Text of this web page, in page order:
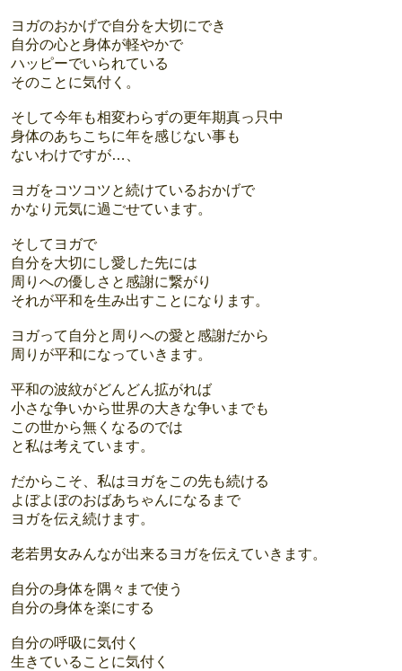
ヨガのおかげで自分を大切にでき
自分の心と身体が軽やかで
ハッピーでいられている
そのことに気付く。
そして今年も相変わらずの更年期真っ只中
身体のあちこちに年を感じない事も
ないわけですが…、
ヨガをコツコツと続けているおかげで
かなり元気に過ごせています。
そしてヨガで
自分を大切にし愛した先には
周りへの優しさと感謝に繋がり
それが平和を生み出すことになります。
ヨガって自分と周りへの愛と感謝だから
周りが平和になっていきます。
平和の波紋がどんどん拡がれば
小さな争いから世界の大きな争いまでも
この世から無くなるのでは
と私は考えています。
だからこそ、私はヨガをこの先も続ける
よぼよぼのおばあちゃんになるまで
ヨガを伝え続けます。
老若男女みんなが出来るヨガを伝えていきます。
自分の身体を隅々まで使う
自分の身体を楽にする
自分の呼吸に気付く
生きていることに気付く